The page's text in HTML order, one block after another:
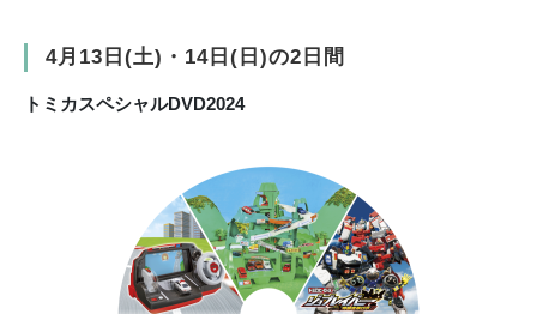
4月13日(⼟)・14日(日)の2日間
トミカスペシャルDVD2024